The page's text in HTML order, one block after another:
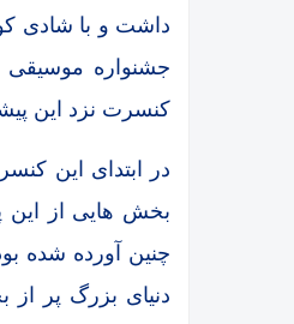
داشت و با شادی
جشنواره
کنسرت نزد این
در ابتدای این
بخش هایی از این
چنین آورده شده
دنیای بزرگ پر